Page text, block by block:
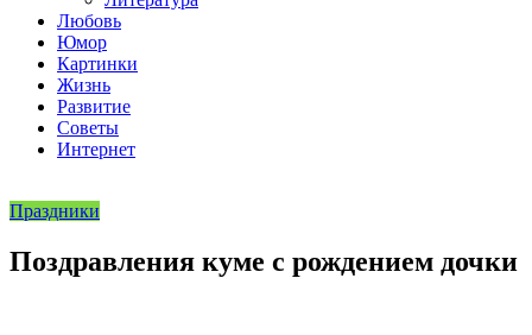
Любовь
Юмор
Картинки
Жизнь
Развитие
Советы
Интернет
Праздники
Поздравления куме с рождением дочки